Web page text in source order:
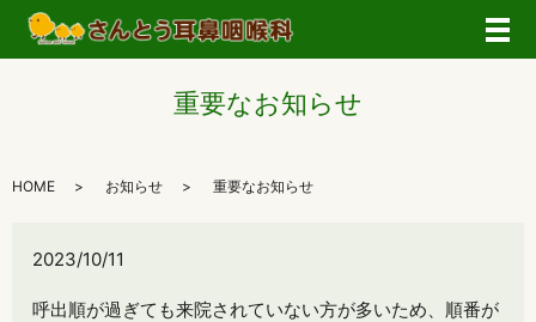
メ
重要なお知らせ
HOME お知らせ 重要なお知らせ
2023/10/11
呼出順が過ぎても来院されていない方が多いため、順番が